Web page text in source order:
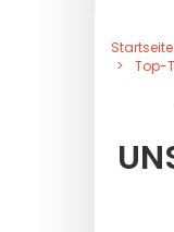
Startseite
Top-